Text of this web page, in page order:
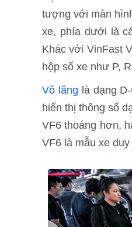
tượng với màn
xe, phía dưới là
Khác với VinFast
hộp số xe như P,
Vô lăng là dạng
hiển thị thông số
VF6 thoáng hơn,
VF6 là mẫu xe